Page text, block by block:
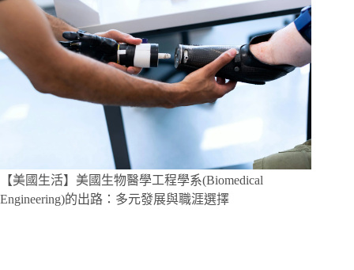
【美國生活】美國生物醫學工程學系(Biomedical
Engineering)的出路：多元發展與職涯選擇